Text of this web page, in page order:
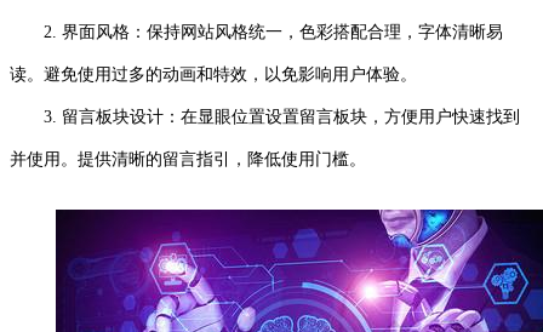
2. 界面风格：保持网站风格统一，色彩搭配合理，字体清晰易
读。避免使用过多的动画和特效，以免影响用户体验。
3. 留言板块设计：在显眼位置设置留言板块，方便用户快速找到
并使用。提供清晰的留言指引，降低使用门槛。